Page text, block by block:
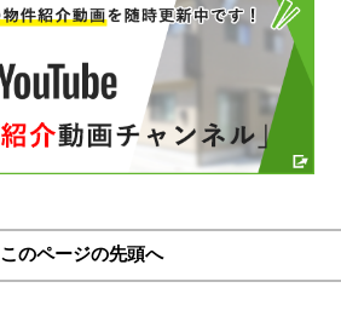
このページの先頭へ